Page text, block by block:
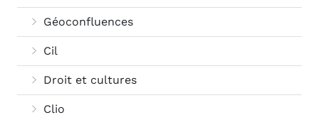
Géoconfluences
Cil
Droit et cultures
Clio